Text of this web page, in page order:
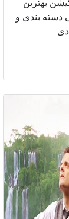
دسته بندی و